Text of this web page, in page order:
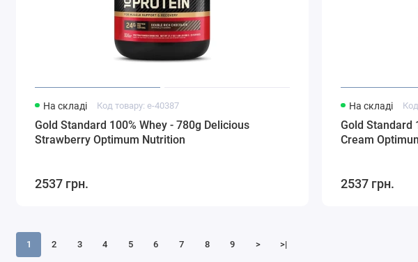
На складі Код товару: e-40387
Gold Standard 100% Whey - 780g Delicious
Strawberry Optimum Nutrition
2537 грн.
На складі
Gold Standard
Cream
2537 грн.
1 2 3 4 5 6 7 8 9 > >|